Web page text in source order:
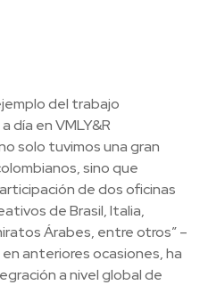
del trabajo
día en VMLY&R
solo tuvimos una gran
sino que
de dos oficinas
de Brasil, Italia,
Árabes, entre otros” –
anteriores ocasiones, ha
a nivel global de